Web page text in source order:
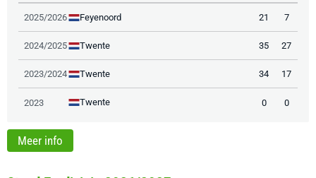
2025/2026 Feyenoord 21 7
2024/2025 Twente 35 27
2023/2024 Twente 34 17
2023 Twente 0 0
Meer info